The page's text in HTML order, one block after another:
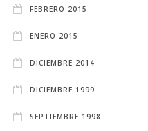
FEBRERO 2015
ENERO 2015
DICIEMBRE 2014
DICIEMBRE 1999
SEPTIEMBRE 1998